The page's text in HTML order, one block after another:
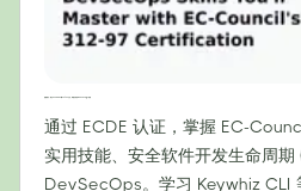
通过 ECDE 认证，掌握 EC-
实用技能、安全软件开发生命周期
DevSecOps。学习 Keywhiz CLI